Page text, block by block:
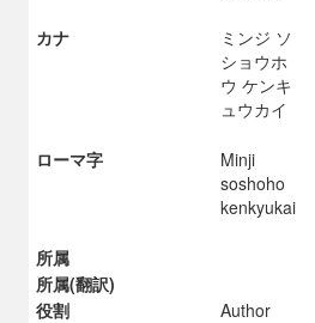
カナ
ミンジ ソ
ショウホ
ウ ケンキ
ュウカイ
ローマ字
Minji
soshoho
kenkyukai
所属
所属(翻訳)
役割
Author